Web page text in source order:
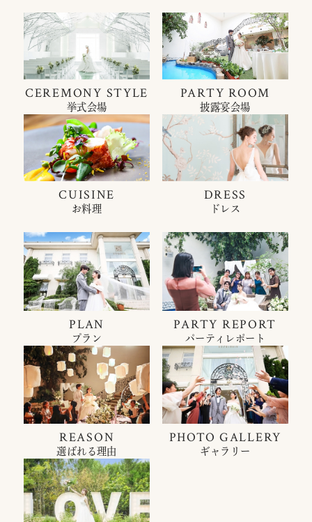
CEREMONY STYLE
挙式会場
PARTY ROOM
披露宴会場
CUISINE
お料理
DRESS
ドレス
PLAN
プラン
PARTY REPORT
パーティレポート
REASON
選ばれる理由
PHOTO GALLERY
ギャラリー